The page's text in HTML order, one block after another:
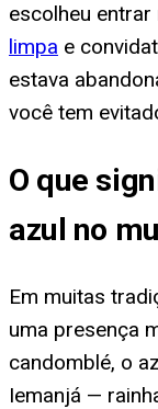
escolheu entrar
limpa e
estava
você tem
O que
azul no
Em muitas
uma presença
candomblé, o
Iemanjá —